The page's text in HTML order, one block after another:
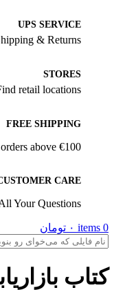
UPS SERVICE
& Returns
STORES
retail locations
FREE SHIPPING
above €100
CARE
Your Questions
0
items ۰ تومان
کتاب